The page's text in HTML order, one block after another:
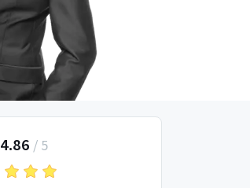
4.86 / 5